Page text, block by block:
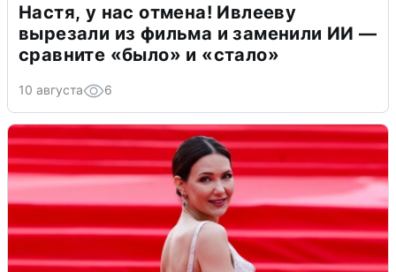
Настя, у нас отмена! Ивлееву
вырезали из фильма и заменили ИИ —
сравните «было» и «стало»
10 августа 6